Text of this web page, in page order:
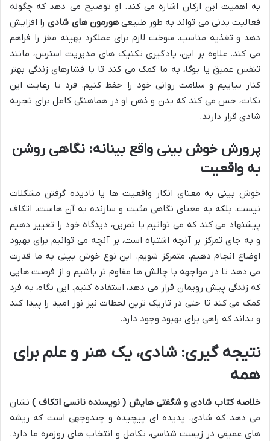
به اهمیت این ارکان اشاره می کند. او توضیح می دهد که چگونه
فعالیت بدنی می تواند به طور طبیعیهورمون های شادیرا افزایش
دهد و تغذیه مناسب، سوخت لازم برای عملکرد بهینه مغز را فراهم
می کند. علاوه بر این، یادگیری تکنیک های مدیریت استرس، مانند
تنفس عمیق یا یوگا، به ما کمک می کند تا با فشارهای زندگی بهتر
کنار بیاییم و سلامت روانی خود را حفظ کنیم. فرد با رعایت این
نکات، حس می کند که بدن و ذهن او در هماهنگی کامل برای تجربه
شادی قرار دارند.
پرورش خوش بینی واقع بینانه: نگاهی روشن
به واقعیت
خوش بینی به معنای انکار واقعیت ها یا نادیده گرفتن مشکلات
نیست، بلکه به معنای نگاهی مثبت و سازنده به آن هاست. اتکاف
پیشنهاد می کند که می توانیم با تمرین، دیدگاه خود را تغییر دهیم
و به جای تمرکز بر آنچه اشتباه است، بر آنچه می توانیم برای بهبود
اوضاع انجام دهیم، متمرکز شویم. این نوع خوش بینی به ما قدرت
می دهد تا در مواجهه با چالش ها مقاوم تر باشیم و از فرصت هایی
که زندگی پیش رویمان قرار می دهد، استفاده کنیم. این نگاه، به فرد
کمک می کند تا حتی در تاریک ترین لحظات نیز نور امید را پیدا کند
و بداند که راهی برای بهبود وجود دارد.
نتیجه گیری: شادی، یک هنر و علم برای
همه
خلاصه کتاب شادی و شگفتی هایش ( نویسنده نانسی اتکاف )نشان
می دهد که شادی، پدیده ای پیچیده و چندوجهی است که ریشه
های عمیقی در زیست شناسی، تکامل و انتخاب های روزمره ما دارد.